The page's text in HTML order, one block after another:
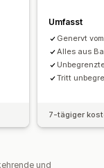
Umfasst
Genervt
Alles aus
Tritt
7-tägiger
und